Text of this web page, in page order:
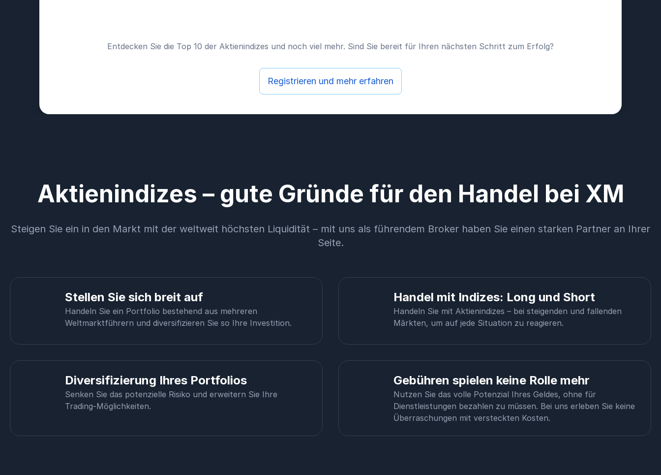
Entdecken Sie die Top 10 der Aktienindizes und noch viel mehr. Sind Sie bereit für Ihren nächsten Schritt zum Erfolg?
Registrieren und mehr erfahren
Aktienindizes – gute Gründe für den Handel bei XM
Steigen Sie ein in den Markt mit der weltweit höchsten Liquidität – mit uns als führendem Broker haben Sie einen starken Partner an Ihrer
Seite.
Stellen Sie sich breit auf
Handeln Sie ein Portfolio bestehend aus mehreren
Weltmarktführern und diversifizieren Sie so Ihre Investition.
Handel mit Indizes: Long und Short
Handeln Sie mit Aktienindizes – bei steigenden und fallenden
Märkten, um auf jede Situation zu reagieren.
Diversifizierung Ihres Portfolios
Senken Sie das potenzielle Risiko und erweitern Sie Ihre
Trading-Möglichkeiten.
Gebühren spielen keine Rolle mehr
Nutzen Sie das volle Potenzial Ihres Geldes, ohne für
Dienstleistungen bezahlen zu müssen. Bei uns erleben Sie keine
Überraschungen mit versteckten Kosten.